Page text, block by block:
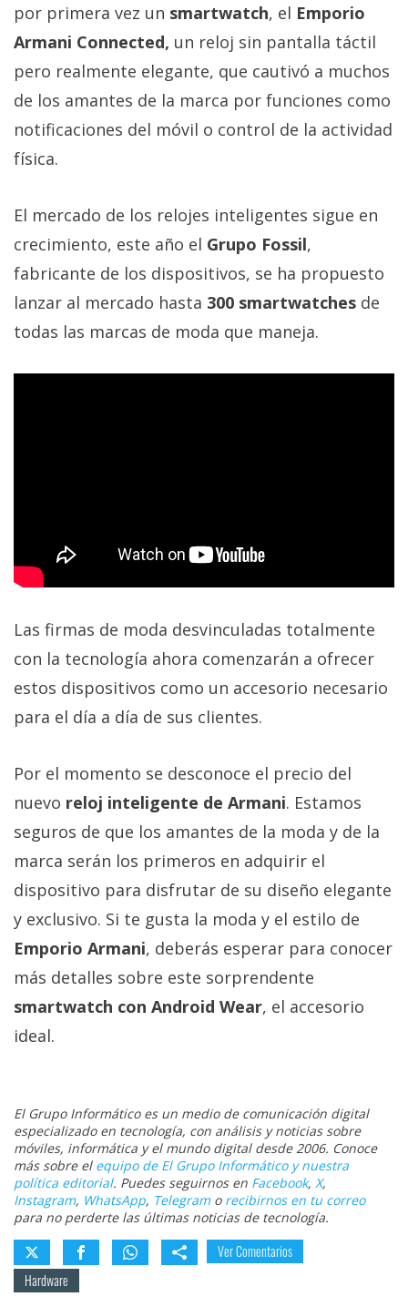
por primera vez un smartwatch, el Emporio
Armani Connected, un reloj sin pantalla táctil
pero realmente elegante, que cautivó a muchos
de los amantes de la marca por funciones como
notificaciones del móvil o control de la actividad
física.
El mercado de los relojes inteligentes sigue en
crecimiento, este año el Grupo Fossil,
fabricante de los dispositivos, se ha propuesto
lanzar al mercado hasta 300 smartwatches de
todas las marcas de moda que maneja.
Las firmas de moda desvinculadas totalmente
con la tecnología ahora comenzarán a ofrecer
estos dispositivos como un accesorio necesario
para el día a día de sus clientes.
Por el momento se desconoce el precio del
nuevo reloj inteligente de Armani. Estamos
seguros de que los amantes de la moda y de la
marca serán los primeros en adquirir el
dispositivo para disfrutar de su diseño elegante
y exclusivo. Si te gusta la moda y el estilo de
Emporio Armani, deberás esperar para conocer
más detalles sobre este sorprendente
smartwatch con Android Wear, el accesorio
ideal.
El Grupo Informático es un medio de comunicación digital
especializado en tecnología, con análisis y noticias sobre
móviles, informática y el mundo digital desde 2006. Conoce
más sobre el equipo de El Grupo Informático y nuestra
política editorial. Puedes seguirnos en Facebook, X,
Instagram, WhatsApp, Telegramo recibirnos en tu correo
para no perderte las últimas noticias de tecnología.
Ver Comentarios
Hardware